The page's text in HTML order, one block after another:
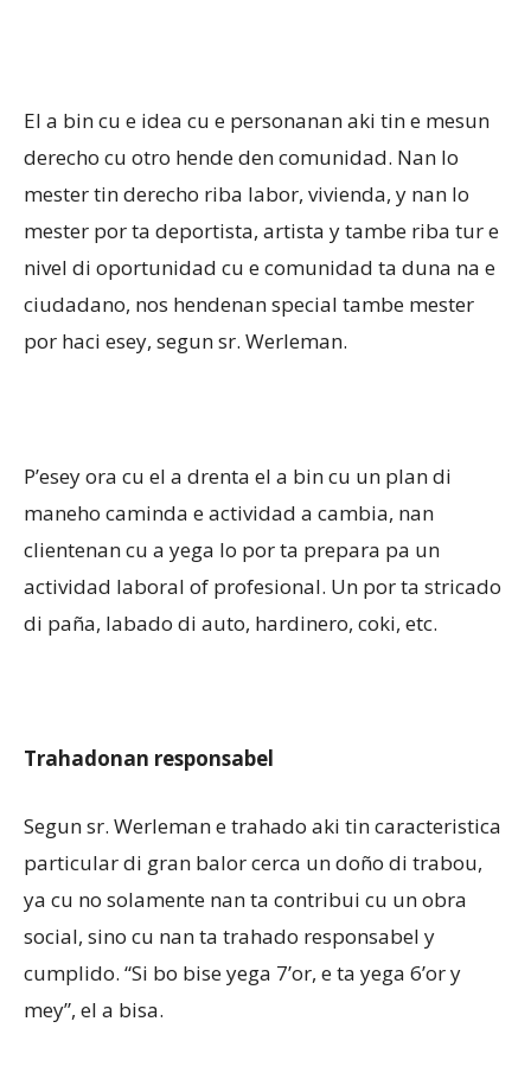
El a bin cu e idea cu e personanan aki tin e mesun
derecho cu otro hende den comunidad. Nan lo
mester tin derecho riba labor, vivienda, y nan lo
mester por ta deportista, artista y tambe riba tur e
nivel di oportunidad cu e comunidad ta duna na e
ciudadano, nos hendenan special tambe mester
por haci esey, segun sr. Werleman.
P’esey ora cu el a drenta el a bin cu un plan di
maneho caminda e actividad a cambia, nan
clientenan cu a yega lo por ta prepara pa un
actividad laboral of profesional. Un por ta stricado
di paña, labado di auto, hardinero, coki, etc.
Trahadonan responsabel
Segun sr. Werleman e trahado aki tin caracteristica
particular di gran balor cerca un doño di trabou,
ya cu no solamente nan ta contribui cu un obra
social, sino cu nan ta trahado responsabel y
cumplido. “Si bo bise yega 7’or, e ta yega 6’or y
mey”, el a bisa.